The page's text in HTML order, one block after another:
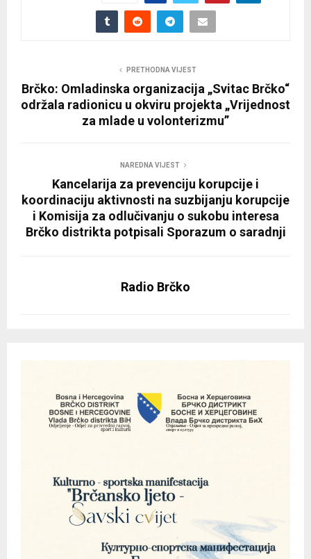
PRETHODNA VIJEST
Brčko: Omladinska organizacija „Svitac Brčko“
održala radionicu u okviru projekta „Vrijednost
za mlade u volonterizmu”
NAREDNA VIJEST
Kancelarija za prevenciju korupcije i
koordinaciju aktivnosti na suzbijanju korupcije
i Komisija za odlučivanju o sukobu interesa
Brčko distrikta potpisali Sporazum o saradnji
Radio Brčko